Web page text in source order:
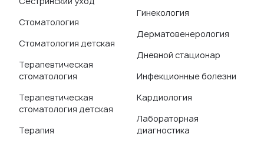
Стоматология
Стоматология детская
Терапевтическая
стоматология
Терапевтическая
стоматология детская
Терапия
Гинекология
Дерматовенерология
Дневной стационар
Инфекционные болезни
Кардиология
Лабораторная
диагностика